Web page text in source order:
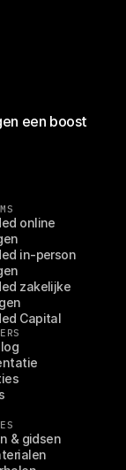
een boost
online
in-person
zakelijke
Capital
& gidsen